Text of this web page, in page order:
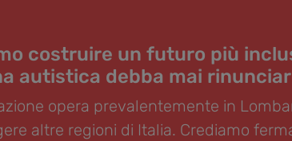
costruire un futuro più
autistica debba mai
opera prevalentemente in
altre regioni di Italia. Crediamo